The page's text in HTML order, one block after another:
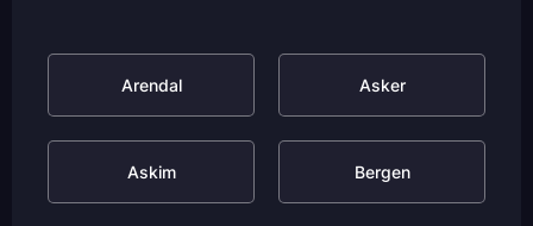
Arendal Asker
Askim Bergen